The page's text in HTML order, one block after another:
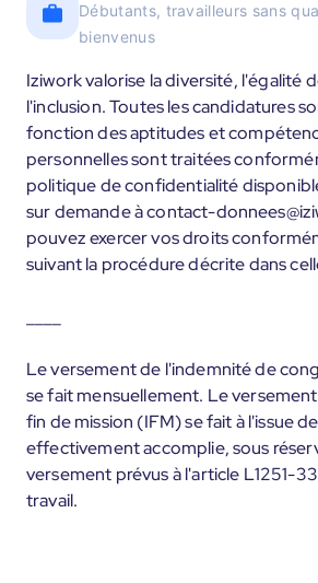
Débutants, travailleurs sans
bienvenus
Iziwork valorise la diversité, l'égalité
l'inclusion. Toutes les candidatures
fonction des aptitudes et
personnelles sont traitées
politique de confidentialité
sur demande à contact-
pouvez exercer vos droits
suivant la procédure décrite dans
Le versement de l'indemnité de
se fait mensuellement. Le
fin de mission (IFM) se fait à l'issue
effectivement accomplie, sous
versement prévus à l'article L1251-
travail.